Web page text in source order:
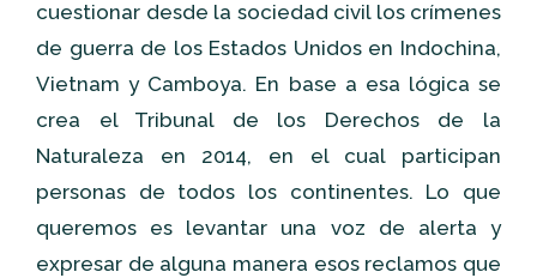
cuestionar desde la sociedad civil los crímenes
de guerra de los Estados Unidos en Indochina,
Vietnam y Camboya. En base a esa lógica se
crea el Tribunal de los Derechos de la
Naturaleza en 2014, en el cual participan
personas de todos los continentes. Lo que
queremos es levantar una voz de alerta y
expresar de alguna manera esos reclamos que